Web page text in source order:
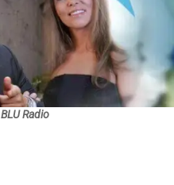
BLU Radio